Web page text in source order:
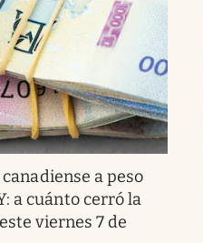
a peso
a cuánto cerró la
viernes 7 de